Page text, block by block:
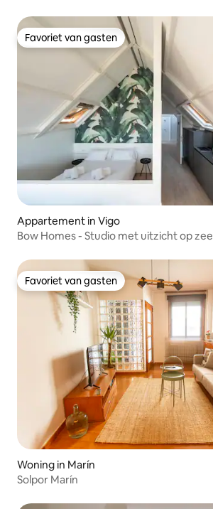
Favoriet van gasten
Favoriet van gasten
Appartement in Vigo
Bow Homes - Studio met uitzicht op zee
Favoriet van gasten
Favoriet van gasten
Woning in Marín
Solpor Marín